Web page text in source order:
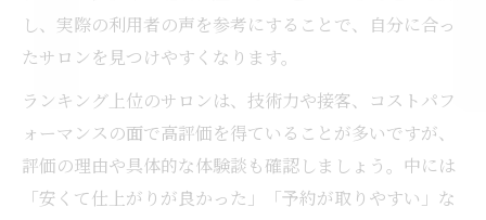
し、実際の利用者の声を参考にすることで、自分に合っ
たサロンを見つけやすくなります。
ランキング上位のサロンは、技術力や接客、コストパフ
ォーマンスの面で高評価を得ていることが多いですが、
評価の理由や具体的な体験談も確認しましょう。中には
「安くて仕上がりが良かった」「予約が取りやすい」な